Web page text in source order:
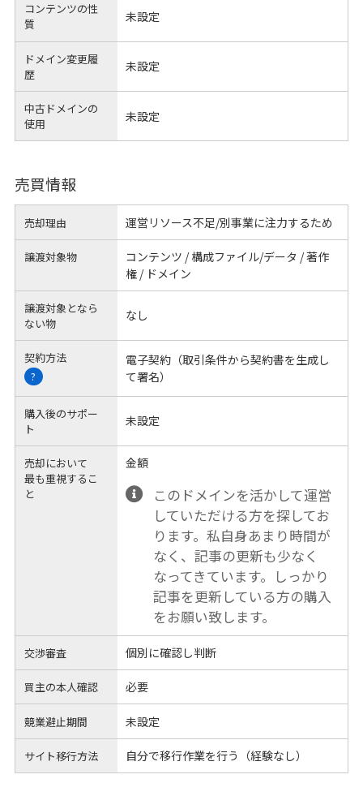
コンテンツの性
質
未設定
ドメイン変更履
歴
未設定
中古ドメインの
使用
未設定
売買情報
売却理由 運営リソース不足/別事業に注力するため
譲渡対象物
コンテンツ / 構成ファイル/データ / 著作
権 / ドメイン
譲渡対象となら
ない物
なし
契約方法
?
電子契約（取引条件から契約書を生成し
て署名）
購入後のサポー
ト
未設定
売却において
最も重視するこ
と
金額
このドメインを活かして運営
していただける方を探してお
ります。私自身あまり時間が
なく、記事の更新も少なく
なってきています。しっかり
記事を更新している方の購入
をお願い致します。
交渉審査 個別に確認し判断
買主の本人確認 必要
競業避止期間 未設定
サイト移行方法 自分で移行作業を行う（経験なし）